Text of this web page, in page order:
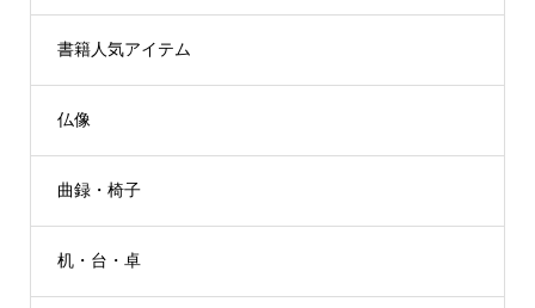
書籍人気アイテム
仏像
曲録・椅子
机・台・卓